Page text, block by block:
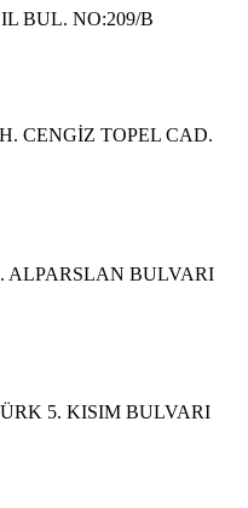
BUL. NO:209/B
CENGİZ TOPEL CAD.
ALPARSLAN BULVARI
5. KISIM BULVARI